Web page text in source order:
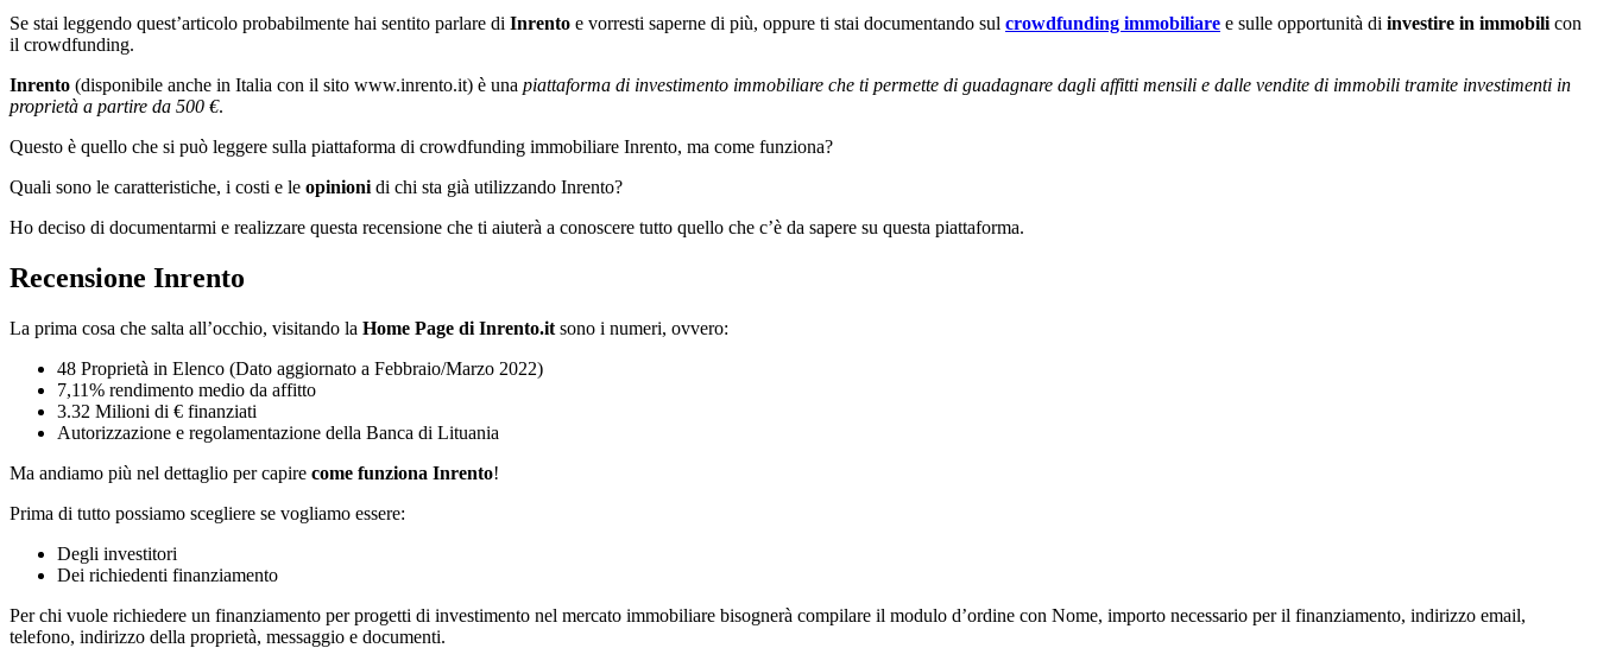
Se stai leggendo quest’articolo probabilmente hai sentito parlare di Inrento e vorresti saperne di più, oppure ti stai documentando sul crowdfunding immobiliare e sulle opportunità di investire in immobili con
il crowdfunding.
Inrento (disponibile anche in Italia con il sito www.inrento.it) è una piattaforma di investimento immobiliare che ti permette di guadagnare dagli affitti mensili e dalle vendite di immobili tramite investimenti in
proprietà a partire da 500 €.
Questo è quello che si può leggere sulla piattaforma di crowdfunding immobiliare Inrento, ma come funziona?
Quali sono le caratteristiche, i costi e le opinioni di chi sta già utilizzando Inrento?
Ho deciso di documentarmi e realizzare questa recensione che ti aiuterà a conoscere tutto quello che c’è da sapere su questa piattaforma.
Recensione Inrento
La prima cosa che salta all’occhio, visitando la Home Page di Inrento.it sono i numeri, ovvero:
48 Proprietà in Elenco (Dato aggiornato a Febbraio/Marzo 2022)
7,11% rendimento medio da affitto
3.32 Milioni di € finanziati
Autorizzazione e regolamentazione della Banca di Lituania
Ma andiamo più nel dettaglio per capire come funziona Inrento!
Prima di tutto possiamo scegliere se vogliamo essere:
Degli investitori
Dei richiedenti finanziamento
Per chi vuole richiedere un finanziamento per progetti di investimento nel mercato immobiliare bisognerà compilare il modulo d’ordine con Nome, importo necessario per il finanziamento, indirizzo email,
telefono, indirizzo della proprietà, messaggio e documenti.